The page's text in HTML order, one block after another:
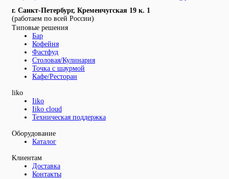
г. Санкт-Петербург, Кременчугская 19 к. 1
(работаем по всей России)
Типовые решения
Бар
Кофейня
Фастфуд
Столовая/Кулинария
Точка с шаурмой
Кафе/Ресторан
liko
Iiko
Iiko cloud
Техническая поддержка
Оборудование
Каталог
Клиентам
Доставка
Контакты